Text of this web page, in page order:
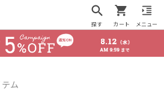
探す カート メニュー
ム